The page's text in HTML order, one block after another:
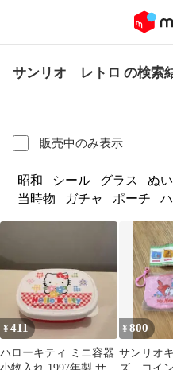
サンリオ レトロ の検索
販売中のみ表示
昭和 シール グラス ぬ
当時物
ガチャ ポーチ
¥411
ハローキティ ミニ容器
¥800
サンリオ